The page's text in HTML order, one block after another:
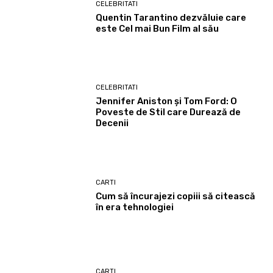
CELEBRITATI
Quentin Tarantino dezvăluie care
este Cel mai Bun Film al său
CELEBRITATI
Jennifer Aniston și Tom Ford: O
Poveste de Stil care Durează de
Decenii
CARTI
Cum să încurajezi copiii să citească
în era tehnologiei